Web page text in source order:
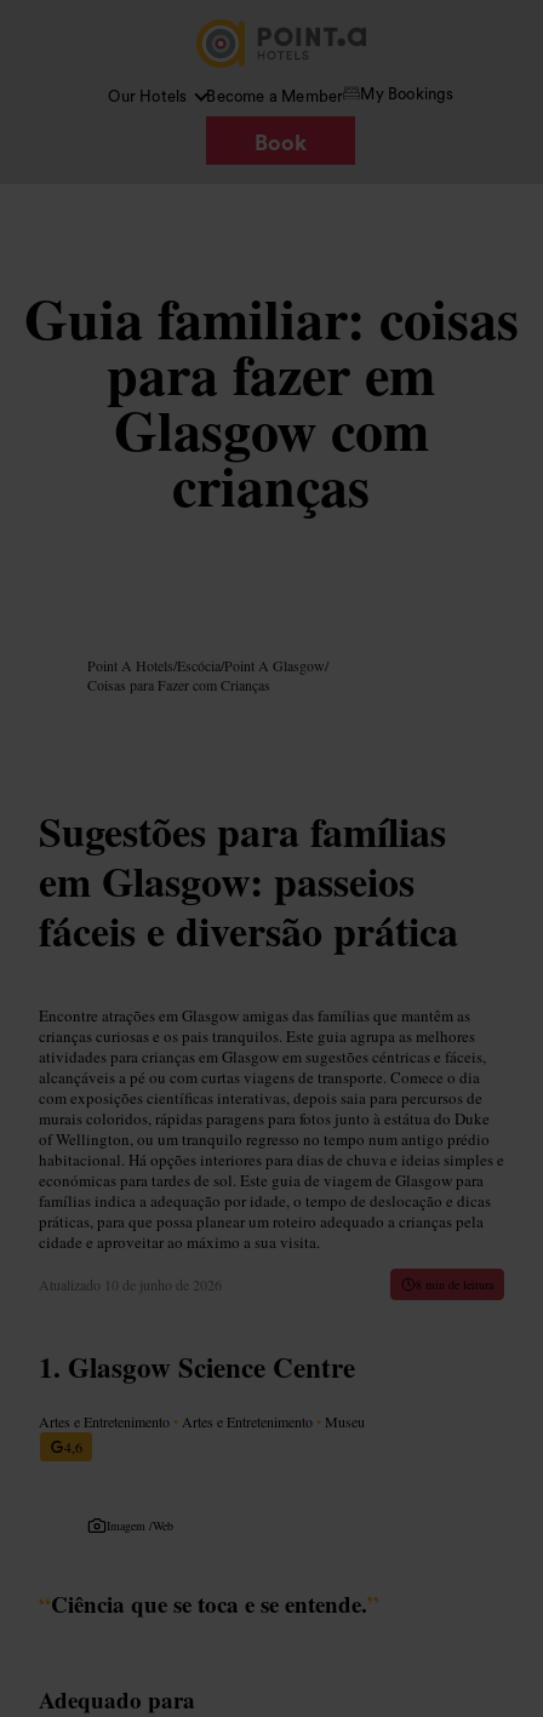
Our Hotels Become a Member My Bookings
Book
Guia familiar: coisas
para fazer em
Glasgow com
crianças
Point A Hotels/Escócia/Point A Glasgow/
Coisas para Fazer com Crianças
Sugestões para famílias
em Glasgow: passeios
fáceis e diversão prática
Encontre atrações em Glasgow amigas das famílias que mantêm as
crianças curiosas e os pais tranquilos. Este guia agrupa as melhores
atividades para crianças em Glasgow em sugestões céntricas e fáceis,
alcançáveis a pé ou com curtas viagens de transporte. Comece o dia
com exposições científicas interativas, depois saia para percursos de
murais coloridos, rápidas paragens para fotos junto à estátua do Duke
of Wellington, ou um tranquilo regresso no tempo num antigo prédio
habitacional. Há opções interiores para dias de chuva e ideias simples e
económicas para tardes de sol. Este guia de viagem de Glasgow para
famílias indica a adequação por idade, o tempo de deslocação e dicas
práticas, para que possa planear um roteiro adequado a crianças pela
cidade e aproveitar ao máximo a sua visita.
Atualizado 10 de junho de 2026 8 min de leitura
Glasgow Science Centre
Artes e Entretenimento • Artes e Entretenimento • Museu
4,6
Imagem /Web
“Ciência que se toca e se entende.”
Adequado para